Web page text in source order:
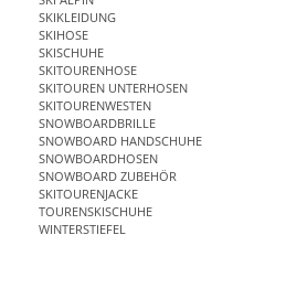
SKIKLEIDUNG
SKIHOSE
SKISCHUHE
SKITOURENHOSE
SKITOUREN UNTERHOSEN
SKITOURENWESTEN
SNOWBOARDBRILLE
SNOWBOARD HANDSCHUHE
SNOWBOARDHOSEN
SNOWBOARD ZUBEHÖR
SKITOURENJACKE
TOURENSKISCHUHE
WINTERSTIEFEL